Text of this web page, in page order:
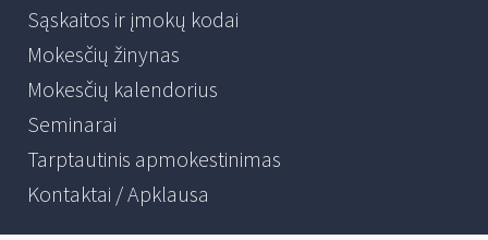
Sąskaitos ir įmokų kodai
Mokesčių žinynas
Mokesčių kalendorius
Seminarai
Tarptautinis apmokestinimas
Kontaktai / Apklausa